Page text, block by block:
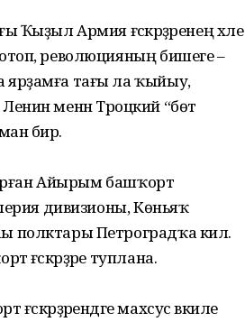
Армия ғәскәрҙәренең хәле
революцияның бишеге –
тағы ла ҡыйыу,
менән Троцкий “бөтә
бирә.
Айырым башҡорт
дивизионы, Көньяҡ
Петроградҡа килә.
туплана.
махсус вәкиле